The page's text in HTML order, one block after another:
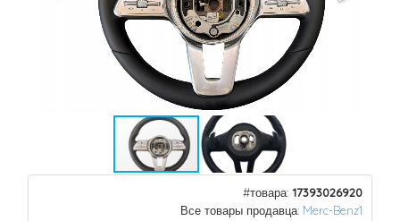
#товара: 17393026920
Все товары продавца: Merc-Benz1